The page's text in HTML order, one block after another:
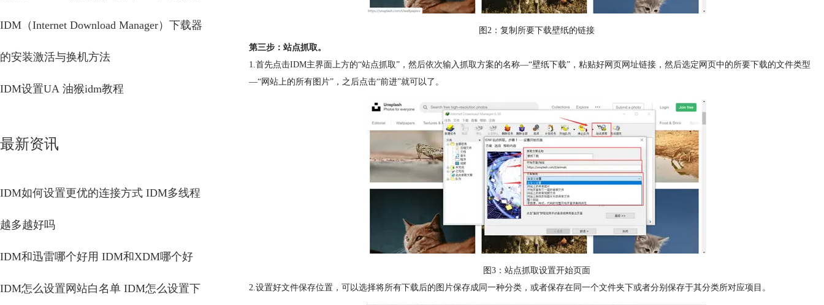
IDM（Internet Download Manager）下载器
的安装激活与换机方法
IDM设置UA 油猴idm教程
最新资讯
IDM如何设置更优的连接方式 IDM多线程
越多越好吗
IDM和迅雷哪个好用 IDM和XDM哪个好
IDM怎么设置网站白名单 IDM怎么设置下
图2：复制所要下载壁纸的链接
第三步：站点抓取。
1.首先点击IDM主界面上方的“站点抓取”，然后依次输入抓取方案的名称—“壁纸下载”，粘贴好网页网址链接，然后选定网页中的所要下载的文件类型
—“网站上的所有图片”，之后点击“前进”就可以了。
图3：站点抓取设置开始页面
2.设置好文件保存位置，可以选择将所有下载后的图片保存成同一种分类，或者保存在同一个文件夹下或者分别保存于其分类所对应项目。